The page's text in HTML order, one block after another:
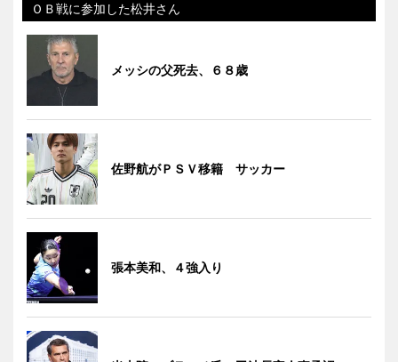
ＯＢ戦に参加した松井さん
メッシの父死去、６８歳
佐野航がＰＳＶ移籍 サッカー
張本美和、４強入り